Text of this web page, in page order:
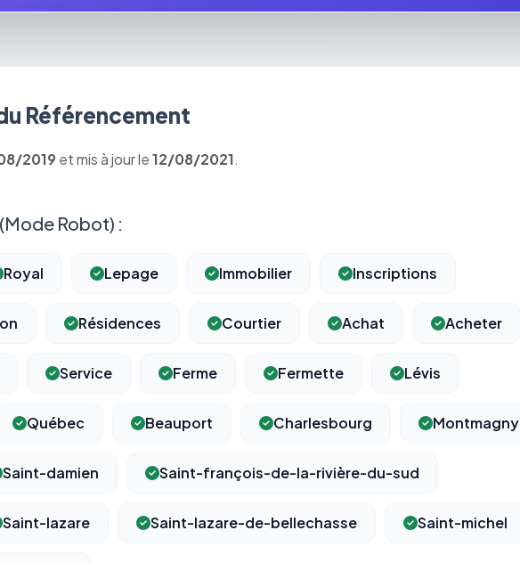
Référencement
2019 et mis à jour le12/08/2021.
Robot) :
Royal Lepage Immobilier Inscriptions
Résidences Courtier Achat Acheter
Service Ferme Fermette Lévis
Québec Beauport Charlesbourg Montmagny
Saint-damien Saint-françois-de-la-rivière-du-sud
Saint-lazare Saint-lazare-de-bellechasse Saint-michel